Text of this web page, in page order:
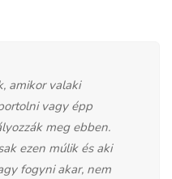
amikor valaki
vagy épp
meg ebben.
ezen múlik és aki
fogyni akar, nem